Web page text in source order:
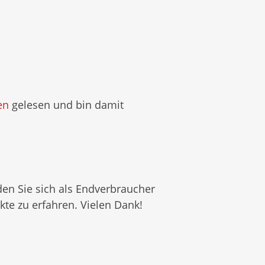
gelesen und bin damit
Sie sich als Endverbraucher
zu erfahren. Vielen Dank!